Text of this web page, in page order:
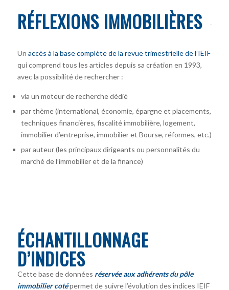
RÉFLEXIONS IMMOBILIÈRES
Un accès à la base complète de la revue trimestrielle de l’IEIF
qui comprend tous les articles depuis sa création en 1993,
avec la possibilité de rechercher :
via un moteur de recherche dédié
par thème (international, économie, épargne et placements,
techniques financières, fiscalité immobilière, logement,
immobilier d’entreprise, immobilier et Bourse, réformes, etc.)
par auteur (les principaux dirigeants ou personnalités du
marché de l’immobilier et de la finance)
ÉCHANTILLONNAGE
D’INDICES
Cette base de données réservée aux adhérents du pôle
immobilier coté permet de suivre l’évolution des indices IEIF